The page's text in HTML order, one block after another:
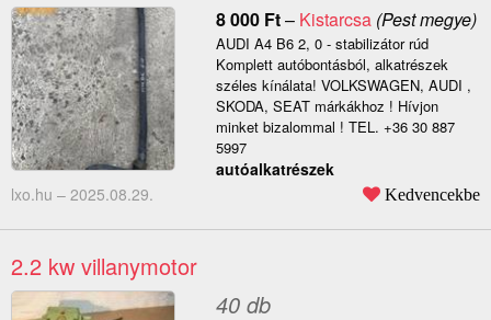
8 000 Ft– Kistarcsa(Pest megye)
AUDI A4 B6 2, 0 - stabilizátor rúd
Komplett autóbontásból, alkatrészek
széles kínálata! VOLKSWAGEN, AUDI ,
SKODA, SEAT márkákhoz ! Hívjon
minket bizalommal ! TEL. +36 30 887
5997
autóalkatrészek
lxo.hu – 2025.08.29. Kedvencekbe
2.2 kw villanymotor
40 db